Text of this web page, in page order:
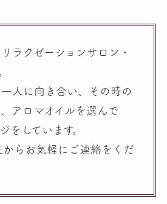
ラクゼーションサロン・
人に向き合い、その時の
アロマオイルを選んで
をしています。
からお気軽にご連絡をくだ